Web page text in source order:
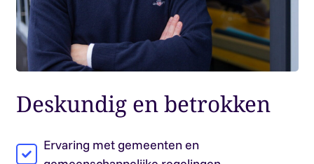
Deskundig en betrokken
Ervaring met gemeenten en